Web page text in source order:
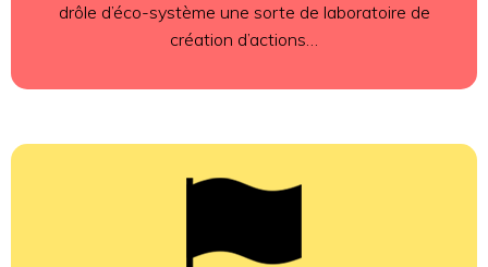
drôle d’éco-système une sorte de laboratoire de
création d’actions…